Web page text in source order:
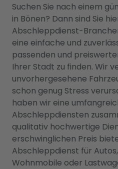
Suchen Sie nach einem
in Bönen? Dann sind Sie
Abschleppdienst-
eine einfache und
passenden und
Ihrer Stadt zu finden. Wir
unvorhergesehene
schon genug Stress
haben wir eine
Abschleppdiensten
qualitativ hochwertige
erschwinglichen Preis
Abschleppdienst für
Wohnmobile oder